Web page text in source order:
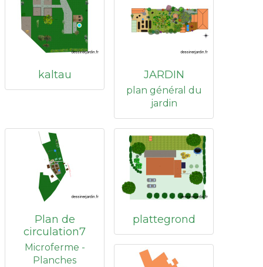
kaltau JARDIN
plan général du
jardin
Plan de
circulation7
Microferme -
Planches
plattegrond